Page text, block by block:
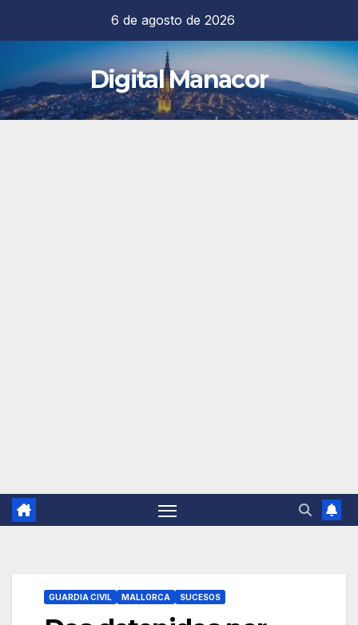
contenido
6 de agosto de 2026
Digital Manacor
GUARDIA CIVIL MALLORCA SUCESOS